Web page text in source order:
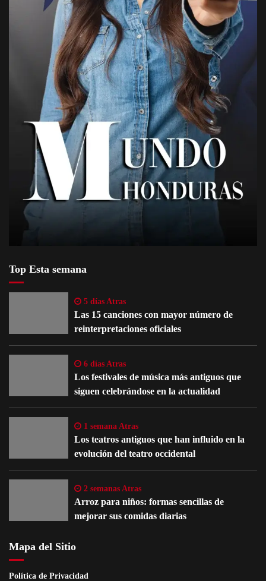
Top Esta semana
5 días Atras
Las 15 canciones con mayor número de
reinterpretaciones oficiales
6 días Atras
Los festivales de música más antiguos que
siguen celebrándose en la actualidad
1 semana Atras
Los teatros antiguos que han influido en la
evolución del teatro occidental
2 semanas Atras
Arroz para niños: formas sencillas de
mejorar sus comidas diarias
Mapa del Sitio
Política de Privacidad